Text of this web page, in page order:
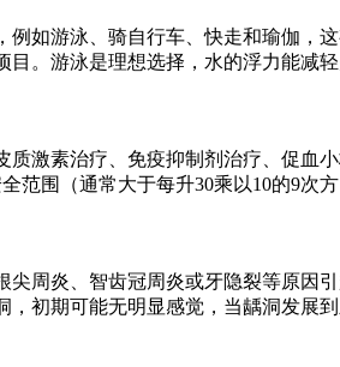
如游泳、骑自行车、快走和瑜伽
。游泳是理想选择，水的浮力能
激素治疗、免疫抑制剂治疗、促
范围（通常大于每升30乘以10的9
周炎、智齿冠周炎或牙隐裂等原因
初期可能无明显感觉，当龋洞发展